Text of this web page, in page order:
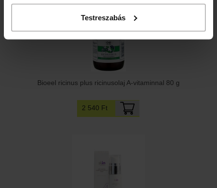
Testreszabás
Bioeel ricinus plus ricinusolaj A-vitaminnal 80 g
2 540 Ft